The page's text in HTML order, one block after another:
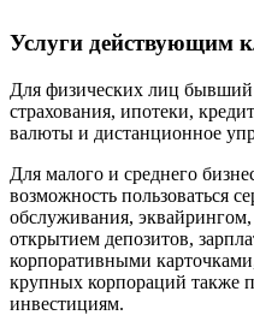
Услуги действующим
Для физических лиц бывший
страхования, ипотеки,
валюты и дистанционное
Для малого и среднего
возможность пользоваться
обслуживания,
открытием депозитов,
корпоративными
крупных корпораций также
инвестициям.